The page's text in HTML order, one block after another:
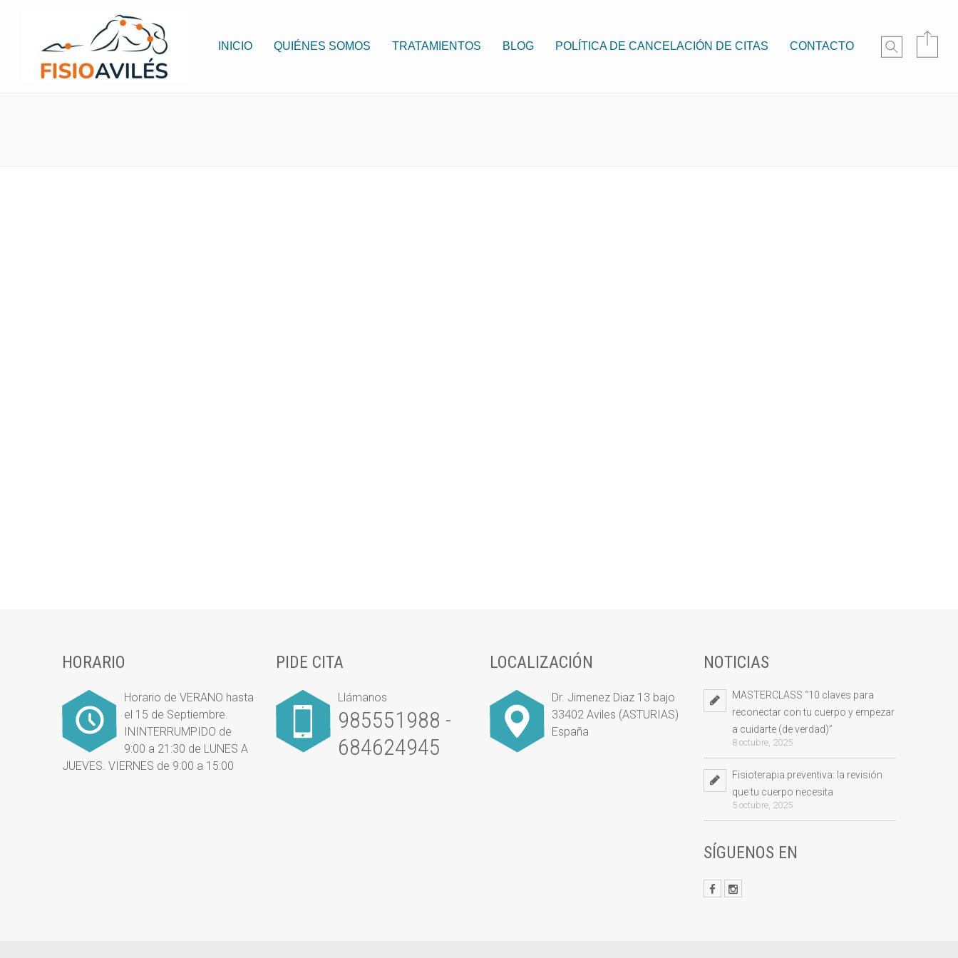
INICIO QUIÉNES SOMOS TRATAMIENTOS BLOG POLÍTICA DE CANCELACIÓN DE CITAS CONTACTO
HORARIO
Horario de VERANO hasta
el 15 de Septiembre.
ININTERRUMPIDO de
9:00 a 21:30 de LUNES A
JUEVES. VIERNES de 9:00 a 15:00
PIDE CITA
Llámanos
985551988 -
684624945
LOCALIZACIÓN
Dr. Jimenez Diaz 13 bajo
33402 Aviles (ASTURIAS)
España
NOTICIAS
MASTERCLASS “10 claves para
reconectar con tu cuerpo y empezar
a cuidarte (de verdad)”
8 octubre, 2025
Fisioterapia preventiva: la revisión
que tu cuerpo necesita
5 octubre, 2025
SÍGUENOS EN